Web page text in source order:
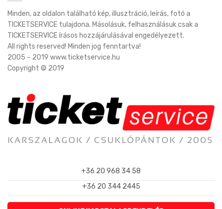
Minden, az oldalon található kép, illusztráció, leírás, fotó a
TICKETSERVICE tulajdona. Másolásuk, felhasználásuk csak a
TICKETSERVICE írásos hozzájárulásával engedélyezett.
All rights reserved! Minden jog fenntartva!
2005 – 2019 www.ticketservice.hu
Copyright © 2019
+36 20 968 34 58
+36 20 344 2445